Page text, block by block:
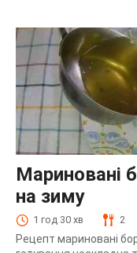
Мариновані
на зиму
1 год 30 хв 2
Рецепт мариновані